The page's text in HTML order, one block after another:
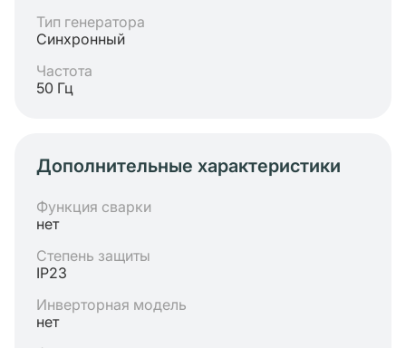
Тип генератора
Синхронный
Частота
50 Гц
Дополнительные характеристики
Функция сварки
нет
Степень защиты
IP23
Инверторная модель
нет